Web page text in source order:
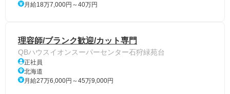
月給18万7,000円～40万円
理容師/ブランク歓迎/カット専門
QBハウスイオンスーパーセンター石狩緑苑台
正社員
北海道
月給27万6,000円～45万9,000円